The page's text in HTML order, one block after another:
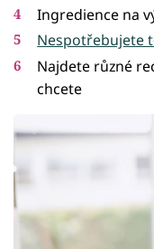
Ingredience na
Nespotřebujete
Najdete různé
chcete